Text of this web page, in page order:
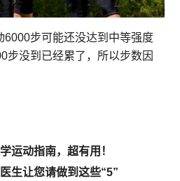
6000步可能还没达到中等强度
步没到已经累了，所以步数因
运动指南，超有用！
生让您请做到这些“5”